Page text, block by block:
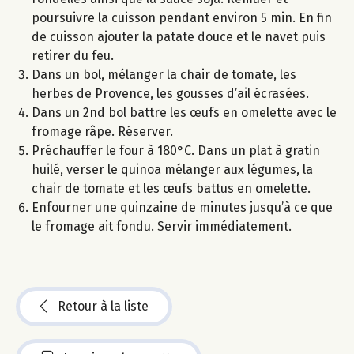
poursuivre la cuisson pendant environ 5 min. En fin
de cuisson ajouter la patate douce et le navet puis
retirer du feu.
Dans un bol, mélanger la chair de tomate, les
herbes de Provence, les gousses d’ail écrasées.
Dans un 2nd bol battre les œufs en omelette avec le
fromage râpe. Réserver.
Préchauffer le four à 180°C. Dans un plat à gratin
huilé, verser le quinoa mélanger aux légumes, la
chair de tomate et les œufs battus en omelette.
Enfourner une quinzaine de minutes jusqu’à ce que
le fromage ait fondu. Servir immédiatement.
Retour à la liste